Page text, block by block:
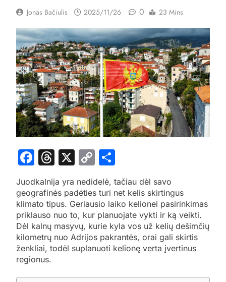
Jonas Bačiulis 2025/11/26 0 23 Mins
Facebook
Threads
X
Copy
Link
Juodkalnija yra nedidelė, tačiau dėl savo
geografinės padėties turi net kelis skirtingus
klimato tipus. Geriausio laiko kelionei pasirinkimas
priklauso nuo to, kur planuojate vykti ir ką veikti.
Dėl kalnų masyvų, kurie kyla vos už kelių dešimčių
kilometrų nuo Adrijos pakrantės, orai gali skirtis
ženkliai, todėl suplanuoti kelionę verta įvertinus
regionus.